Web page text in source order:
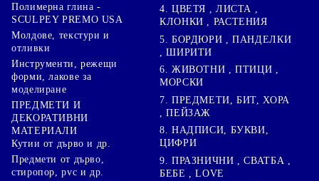
Полимерна глина -
SCULPEY PREMO USA
Молдове, текстури и
отливки
Инструменти, режещи
форми, лакове за
моделиране
ПРЕДМЕТИ И
ДЕКОРАТИВНИ
МАТЕРИАЛИ
Кутии от дърво и др.
Предмети от дърво,
стиропор, pvc и др.
4. ЦВЕТЯ , ЛИСТА ,
КЛОНКИ , РАСТЕНИЯ
5. БОРДЮРИ , ПАНДЕЛКИ
, ШИРИТИ
6. ЖИВОТНИ , ПТИЦИ ,
МОРСКИ
7. ПРЕДМЕТИ, БИТ, ХОРА
, ПЕЙЗАЖ
8. НАДПИСИ, БУКВИ,
ЦИФРИ
9. ПРАЗНИЧНИ , СВАТБА ,
БЕБЕ , LOVE